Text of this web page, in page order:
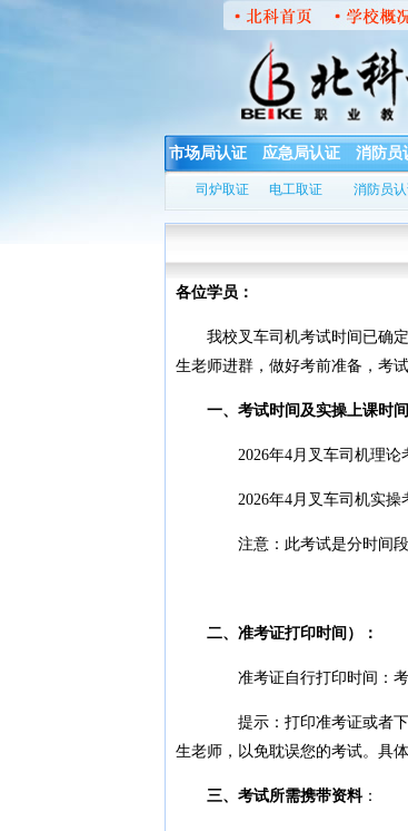
市场局认证 应急局认证 消防员
司炉取证 电工取证 消防员
各位学员：
我校叉车司机考试时间已确定
生老师进群，做好考前准备，考
一、考试时间及实操上课时间
2026年4月叉车司机理论考
2026年4月叉车司机实操考
注意：此考试是分时间段考试
二、准考证打印时间）：
准考证自行打印时间：考
提示：打印准考证或者下载保
生老师，以免耽误您的考试。具
三、考试所需携带资料：